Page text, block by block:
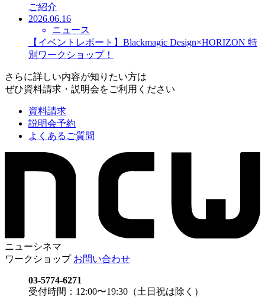
ご紹介
2026.06.16
ニュース
【イベントレポート】Blackmagic Design×HORIZON 特
別ワークショップ！
さらに詳しい内容が知りたい方は
ぜひ資料請求・説明会をご利用ください
資料請求
説明会予約
よくあるご質問
ニューシネマ
ワークショップ お問い合わせ
03-5774-6271
受付時間：12:00〜19:30（土日祝は除く）